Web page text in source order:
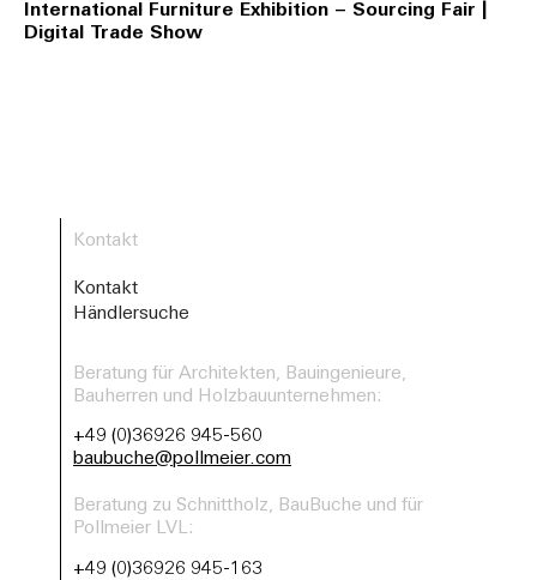
International Furniture Exhibition – Sourcing Fair |
Digital Trade Show
Kontakt
Kontakt
Händlersuche
Beratung für Architekten, Bauingenieure,
Bauherren und Holzbauunternehmen:
+49 (0)36926 945-560
baubuche@pollmeier.com
Beratung zu Schnittholz, BauBuche und für
Pollmeier LVL:
+49 (0)36926 945-163